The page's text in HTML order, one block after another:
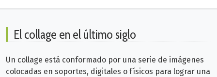
El collage en el último siglo
Un collage está conformado por una serie de imágenes
colocadas en soportes, digitales o físicos para lograr una